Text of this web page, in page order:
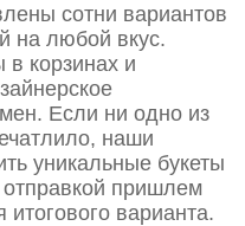
сотни вариантов
на любой вкус.
корзинах и
Если ни одно из
наши
уникальные букеты
пришлем
варианта.